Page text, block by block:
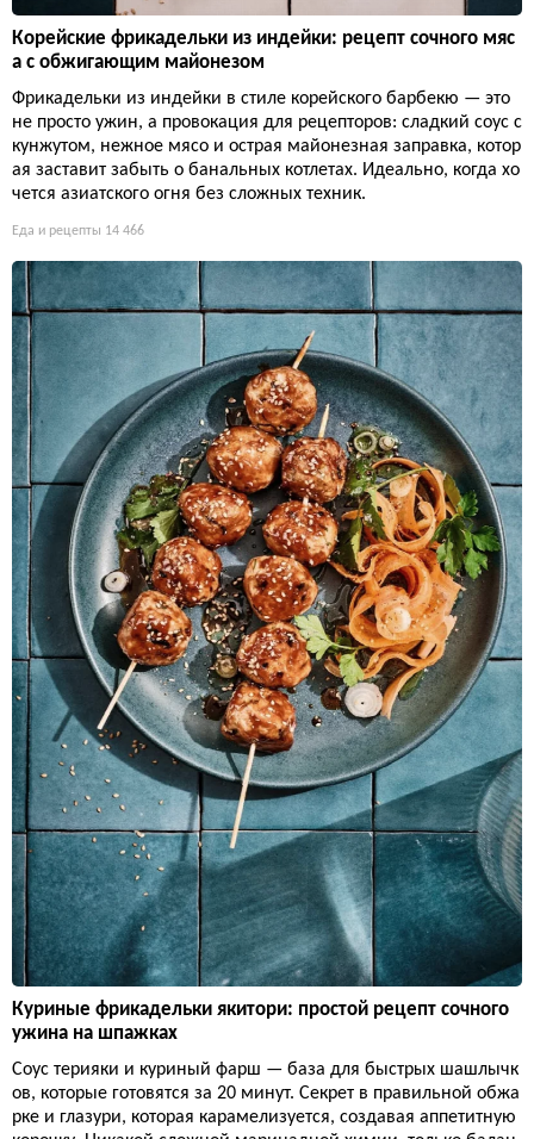
Корейские фрикадельки из индейки: рецепт сочного мяс
а с обжигающим майонезом
Фрикадельки из индейки в стиле корейского барбекю — это
не просто ужин, а провокация для рецепторов: сладкий соус с
кунжутом, нежное мясо и острая майонезная заправка, котор
ая заставит забыть о банальных котлетах. Идеально, когда хо
чется азиатского огня без сложных техник.
Еда и рецепты 14 466
Куриные фрикадельки якитори: простой рецепт сочного
ужина на шпажках
Соус терияки и куриный фарш — база для быстрых шашлычк
ов, которые готовятся за 20 минут. Секрет в правильной обжа
рке и глазури, которая карамелизуется, создавая аппетитную